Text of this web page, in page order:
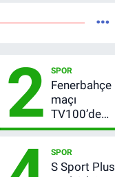
2 SPOR
Fenerbahçe
maçı
TV100’de
mi? Sturm
hangi
kanalda,
SPOR
S Sport Plus